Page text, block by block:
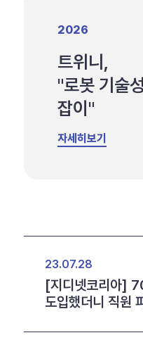
2026
트위니,
"로봇 기술
잡이"
자세히보기
23.07.28
[지디넷코리아]
도입했더니 직원